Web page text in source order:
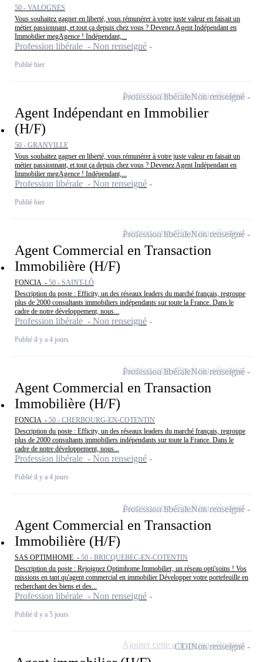
50 - VALOGNES
Vous souhaitez gagner en liberté, vous rémunérer à votre juste valeur en faisait un
métier passionnant, et tout ça depuis chez vous ? Devenez Agent Indépendant en
Immobilier megAgence ! Indépendant,...
Profession libérale - Non renseigné
Publié hier
Agent Indépendant en Immobilier
(H/F)
50 - GRANVILLE
Vous souhaitez gagner en liberté, vous rémunérer à votre juste valeur en faisait un
métier passionnant, et tout ça depuis chez vous ? Devenez Agent Indépendant en
Immobilier megAgence ! Indépendant,...
Profession libérale - Non renseigné
Publié hier
Profession libéraleNon renseigné
Ajouter cette offre à ma sélection
Agent Commercial en Transaction
Immobilière (H/F)
FONCIA - 50 - SAINT-LÔ
Description du poste : Efficity, un des réseaux leaders du marché français, regroupe
plus de 2000 consultants immobiliers indépendants sur toute la France. Dans le
cadre de notre développement, nous...
Profession libérale - Non renseigné
Publié il y a 4 jours
Profession libéraleNon renseigné
Ajouter cette offre à ma sélection
Agent Commercial en Transaction
Immobilière (H/F)
FONCIA - 50 - CHERBOURG-EN-COTENTIN
Description du poste : Efficity, un des réseaux leaders du marché français, regroupe
plus de 2000 consultants immobiliers indépendants sur toute la France. Dans le
cadre de notre développement, nous...
Profession libérale - Non renseigné
Publié il y a 4 jours
Profession libéraleNon renseigné
Ajouter cette offre à ma sélection
Agent Commercial en Transaction
Immobilière (H/F)
SAS OPTIMHOME - 50 - BRICQUEBEC-EN-COTENTIN
Description du poste : Rejoignez Optimhome Immobilier, un réseau opti'soins ! Vos
missions en tant qu'agent commercial en immobilier Développer votre portefeuille en
recherchant des biens et des...
Profession libérale - Non renseigné
Publié il y a 5 jours
Profession libéraleNon renseigné
Ajouter cette offre à ma sélection
CDINon renseigné
Ajouter cette offre à ma sélection